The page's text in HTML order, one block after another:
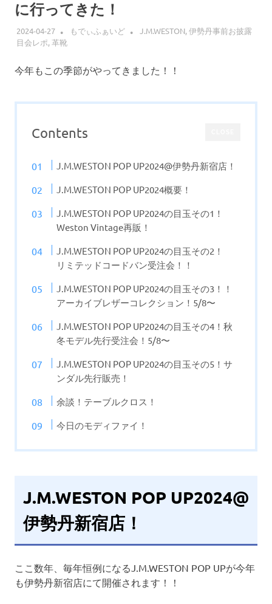
に行ってきた！
2024-04-27 もでぃふぁいど J.M.WESTON,伊勢丹事前お披露
目会レポ,革靴
今年もこの季節がやってきました！！
Contents
J.M.WESTON POP UP2024@伊勢丹新宿店！
J.M.WESTON POP UP2024概要！
J.M.WESTON POP UP2024の目玉その1！
Weston Vintage再販！
J.M.WESTON POP UP2024の目玉その2！
リミテッドコードバン受注会！！
J.M.WESTON POP UP2024の目玉その3！！
アーカイブレザーコレクション！5/8〜
J.M.WESTON POP UP2024の目玉その4！秋
冬モデル先行受注会！5/8〜
J.M.WESTON POP UP2024の目玉その5！サ
ンダル先行販売！
余談！テーブルクロス！
今日のモディファイ！
J.M.WESTON POP UP2024@
伊勢丹新宿店！
ここ数年、毎年恒例になるJ.M.WESTON POP UPが今年
も伊勢丹新宿店にて開催されます！！